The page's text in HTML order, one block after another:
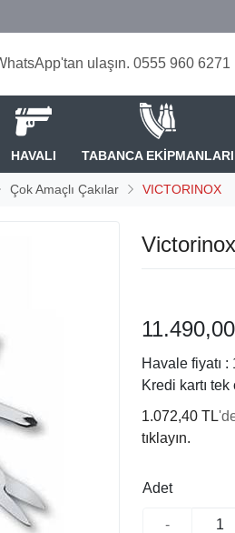
ulaşın. 0555 960 6271
HAVALI TABANCA EKİPMANLARI
Çok Amaçlı Çakılar VICTORINOX
Havale fiyatı :
Kredi kartı tek
1.072,40 TL
tıklayın.
Adet
-